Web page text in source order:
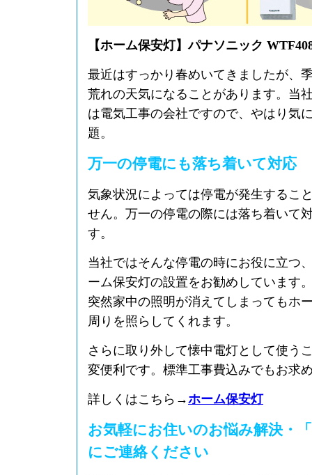
【ホーム保安灯】パナソニック
最近はすっかり春めいてきましたが、
荒れの天気になることがあります。当
は電気工事の会社ですので、やはり気
題。
万一の停電にも落ち着いて対応
気象状況によっては停電が発生するこ
せん。万一の停電の際には落ち着いて
す。
当社ではそんな停電の時にお役に立つ
ーム保安灯の設置をお勧めしています
突然家中の照明が消えてしまってもホ
周りを照らしてくれます。
さらに取り外して懐中電灯として使う
変便利です。標準工事費込みでもお求
詳しくはこちら→ホーム保安灯
お気軽にお住いのお悩み解決・
にご連絡ください